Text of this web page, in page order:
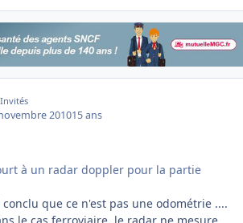
Invités
201015 ans
à un radar doppler pour la partie
que ce n'est pas une odométrie ....